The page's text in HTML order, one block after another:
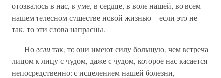
отозвалось в нас, в уме, в сердце, в воле нашей, во всем
нашем телесном существе новой жизнью – если это не
так, то эти слова напрасны.
Ноеслитак, то они имеют силу большую, чем встреча
лицом к лицу с чудом, даже с чудом, которое нас касается
непосредственно: с исцелением нашей болезни,